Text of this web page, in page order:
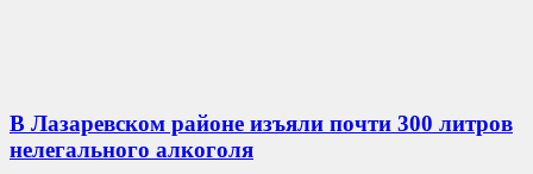
В Лазаревском районе изъяли почти 300 литров
нелегального алкоголя